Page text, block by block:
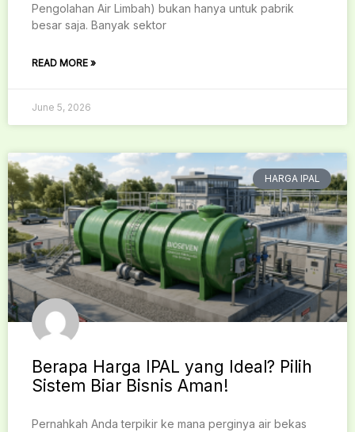
Pengolahan Air Limbah) bukan hanya untuk pabrik
besar saja. Banyak sektor
READ MORE »
June 5, 2026
HARGA IPAL
Berapa Harga IPAL yang Ideal? Pilih
Sistem Biar Bisnis Aman!
Pernahkah Anda terpikir ke mana perginya air bekas